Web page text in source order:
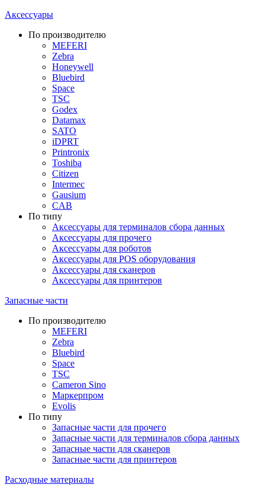
Аксессуары
По производителю
MEFERI
Zebra
Honeywell
Bluebird
Space
TSC
Godex
Datamax
SATO
iDPRT
Printronix
Toshiba
Citizen
Intermec
Gausium
CAB
По типу
Аксессуары для терминалов сбора данных
Аксессуары для прочего
Аксессуары для роботов
Аксессуары для POS оборудования
Аксессуары для сканеров
Аксессуары для принтеров
Запасные части
По производителю
MEFERI
Zebra
Bluebird
Space
TSC
Cameron Sino
Маркерпром
Evolis
По типу
Запасные части для прочего
Запасные части для терминалов сбора данных
Запасные части для сканеров
Запасные части для принтеров
Расходные материалы